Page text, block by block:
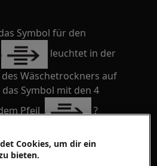
Symbol für den
leuchtet in der
Wäschetrockners auf
Symbol mit den 4
Pfeil
?
Cookies, um dir ein
bieten.